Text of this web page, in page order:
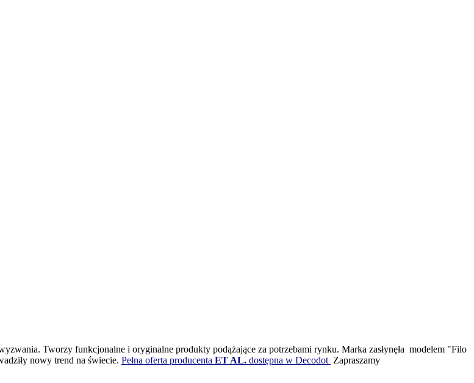
Tworzy funkcjonalne i oryginalne produkty podążające za potrzebami rynku. Marka zasłynęła modelem "Filo
nowy trend na świecie. Pełna oferta producenta ET AL. dostępna w Decodot Zapraszamy